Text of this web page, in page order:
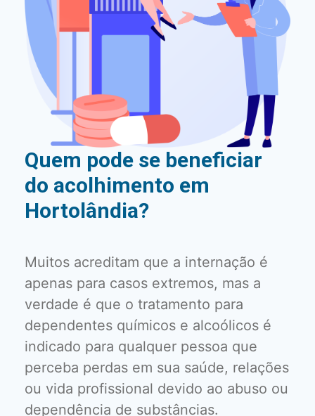
Quem pode se beneficiar
do acolhimento em
Hortolândia?
Muitos acreditam que a internação é
apenas para casos extremos, mas a
verdade é que o tratamento para
dependentes químicos e alcoólicos é
indicado para qualquer pessoa que
perceba perdas em sua saúde, relações
ou vida profissional devido ao abuso ou
dependência de substâncias.